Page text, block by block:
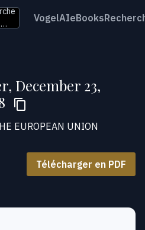
VogelAIeBooks
December 23,
EUROPEAN UNION
Télécharger en PDF